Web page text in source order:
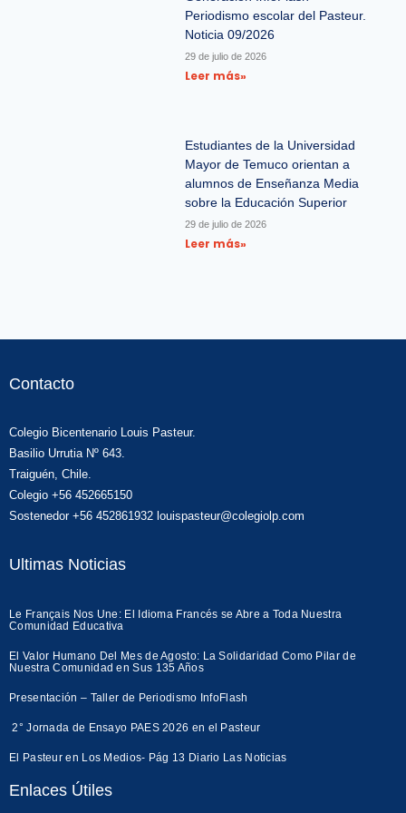
Periodismo escolar del Pasteur.
Noticia 09/2026
29 de julio de 2026
Leer más»
Estudiantes de la Universidad
Mayor de Temuco orientan a
alumnos de Enseñanza Media
sobre la Educación Superior
29 de julio de 2026
Leer más»
Contacto
Colegio Bicentenario Louis Pasteur.
Basilio Urrutia Nº 643.
Traiguén, Chile.
Colegio +56 452665150
Sostenedor +56 452861932 louispasteur@colegiolp.com
Ultimas Noticias
Le Français Nos Une: El Idioma Francés se Abre a Toda Nuestra
Comunidad Educativa
El Valor Humano Del Mes de Agosto: La Solidaridad Como Pilar de
Nuestra Comunidad en Sus 135 Años
Presentación – Taller de Periodismo InfoFlash
2° Jornada de Ensayo PAES 2026 en el Pasteur
El Pasteur en Los Medios- Pág 13 Diario Las Noticias
Enlaces Útiles